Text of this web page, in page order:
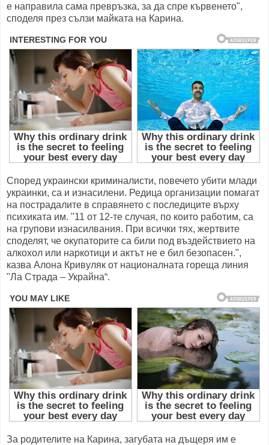
е направила сама превръзка, за да спре кървенето",
споделя през сълзи майката на Карина.
Според украински криминалисти, повечето убити млади
украинки, са и изнасилени. Редица организации помагат
на пострадалите в справянето с последиците върху
психиката им. "11 от 12-те случая, по които работим, са
на групови изнасилвания. При всички тях, жертвите
споделят, че окупаторите са били под въздействието на
алкохол или наркотици и актът не е бил безопасен.",
казва Алона Кривуляк от националната гореща линия
"Ла Страда – Украйна“.
За родителите на Карина, загубата на дъщеря им е